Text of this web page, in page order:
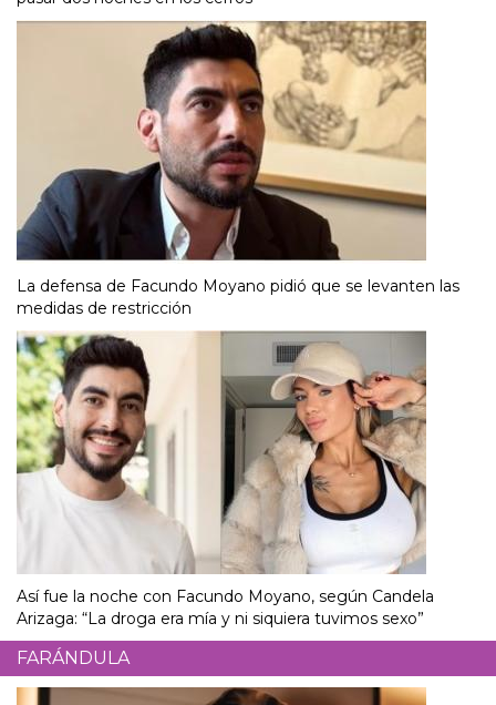
La defensa de Facundo Moyano pidió que se levanten las
medidas de restricción
Así fue la noche con Facundo Moyano, según Candela
Arizaga: “La droga era mía y ni siquiera tuvimos sexo”
FARÁNDULA